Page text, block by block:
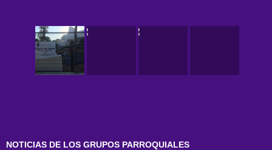
NOTICIAS DE LOS GRUPOS PARROQUIALES